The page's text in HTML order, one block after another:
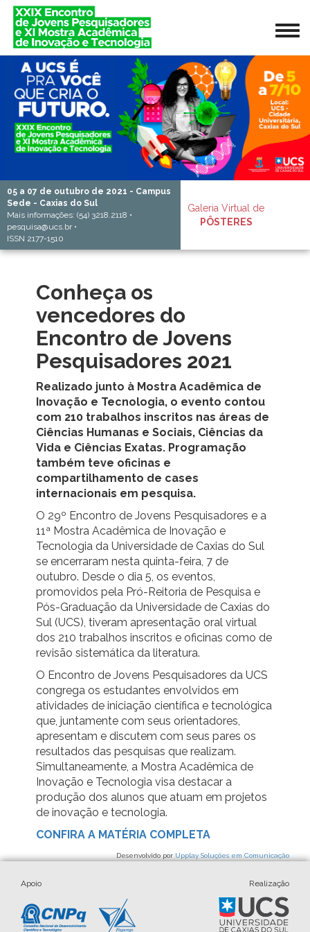
05 a 07 de outubro de 2021 - Campus
Sede - Caxias do Sul
Mais informações: (54) 3218.2118 •
pesquisa@ucs.br •
ISSN 2177-1510
Galeria Virtual de
PÔSTERES
Conheça os
vencedores do
Encontro de Jovens
Pesquisadores 2021
Realizado junto à Mostra Acadêmica de
Inovação e Tecnologia, o evento contou
com 210 trabalhos inscritos nas áreas de
Ciências Humanas e Sociais, Ciências da
Vida e Ciências Exatas. Programação
também teve oficinas e
compartilhamento de cases
internacionais em pesquisa.
O 29º Encontro de Jovens Pesquisadores e a
11ª Mostra Acadêmica de Inovação e
Tecnologia da Universidade de Caxias do Sul
se encerraram nesta quinta-feira, 7 de
outubro. Desde o dia 5, os eventos,
promovidos pela Pró-Reitoria de Pesquisa e
Pós-Graduação da Universidade de Caxias do
Sul (UCS), tiveram apresentação oral virtual
dos 210 trabalhos inscritos e oficinas como de
revisão sistemática da literatura.
O Encontro de Jovens Pesquisadores da UCS
congrega os estudantes envolvidos em
atividades de iniciação científica e tecnológica
que, juntamente com seus orientadores,
apresentam e discutem com seus pares os
resultados das pesquisas que realizam.
Simultaneamente, a Mostra Acadêmica de
Inovação e Tecnologia visa destacar a
produção dos alunos que atuam em projetos
de inovação e tecnologia.
CONFIRA A MATÉRIA COMPLETA
Desenvolvido por Upplay Soluções em Comunicação
Apoio Realização